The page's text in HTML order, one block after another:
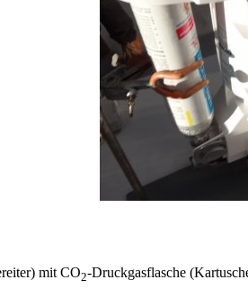
mit CO2-Druckgasflasche